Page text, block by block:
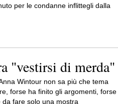
per le condanne inflittegli dalla
"vestirsi di merda"
Wintour non sa più che tema
forse ha finito gli argomenti, forse
da fare solo una mostra